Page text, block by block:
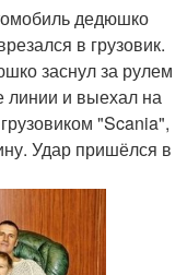
дедюшко
в грузовик.
заснул за рулем
линии и выехал на
"Scania",
Удар пришёлся в